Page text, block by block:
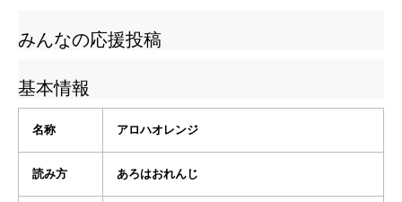
みんなの応援投稿
基本情報
名称 アロハオレンジ
読み方 あろはおれんじ